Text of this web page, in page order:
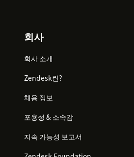
회사
회사 소개
Zendesk란?
채용 정보
포용성 & 소속감
지속 가능성 보고서